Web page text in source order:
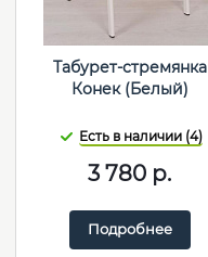
Табурет-стремянка
Конек (Белый)
Есть в наличии (4)
3 780 р.
Подробнее